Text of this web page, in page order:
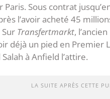
Sous contrat
l’avoir acheté 45
Transfertmarkt,
déjà un pied en Premier
à Anfield l’attire.
LA SUITE APRÈS CETTE